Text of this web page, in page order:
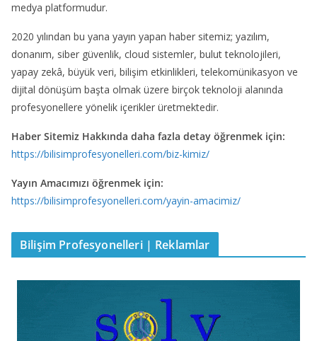
medya platformudur.
2020 yılından bu yana yayın yapan haber sitemiz; yazılım,
donanım, siber güvenlik, cloud sistemler, bulut teknolojileri,
yapay zekâ, büyük veri, bilişim etkinlikleri, telekomünikasyon ve
dijital dönüşüm başta olmak üzere birçok teknoloji alanında
profesyonellere yönelik içerikler üretmektedir.
Haber Sitemiz Hakkında daha fazla detay öğrenmek için:
https://bilisimprofesyonelleri.com/biz-kimiz/
Yayın Amacımızı öğrenmek için:
https://bilisimprofesyonelleri.com/yayin-amacimiz/
Bilişim Profesyonelleri | Reklamlar